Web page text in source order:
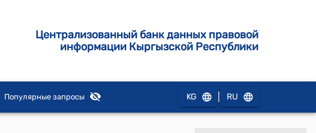
Централизованный банк данных правовой
информации Кыргызской Республики
Популярные запросы KG RU